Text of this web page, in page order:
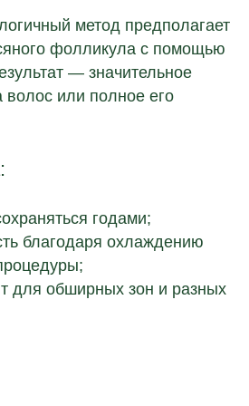
метод предполагает
фолликула с помощью
— значительное
волос или полное его
годами;
благодаря охлаждению
для обширных зон и разных